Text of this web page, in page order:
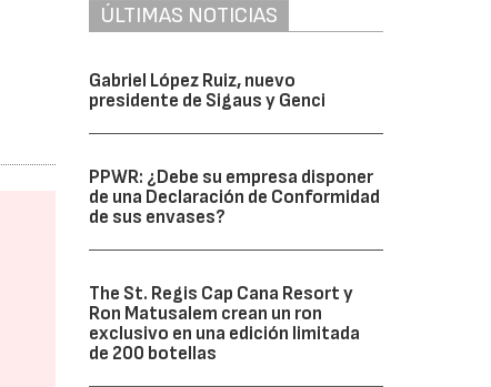
ÚLTIMAS NOTICIAS
Gabriel López Ruiz, nuevo
presidente de Sigaus y Genci
PPWR: ¿Debe su empresa disponer
de una Declaración de Conformidad
de sus envases?
The St. Regis Cap Cana Resort y
Ron Matusalem crean un ron
exclusivo en una edición limitada
de 200 botellas